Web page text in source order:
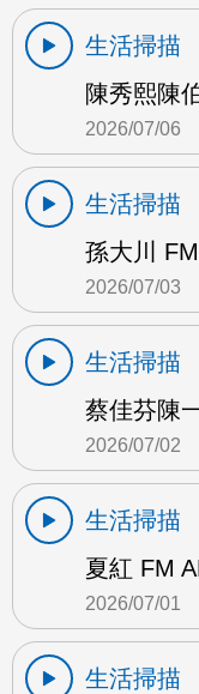
生活掃描
陳秀熙陳
2026/07/06
生活掃描
孫大川
2026/07/03
生活掃描
蔡佳芬陳
2026/07/02
生活掃描
夏紅 FM
2026/07/01
生活掃描